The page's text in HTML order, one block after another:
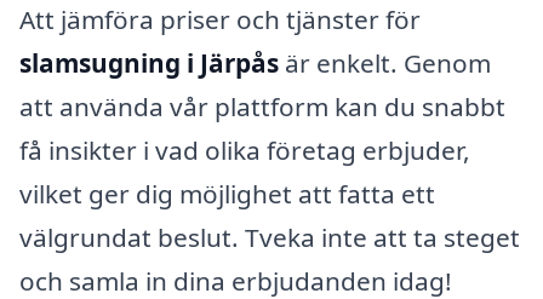
Att jämföra priser och tjänster för
slamsugning i Järpås är enkelt. Genom
att använda vår plattform kan du snabbt
få insikter i vad olika företag erbjuder,
vilket ger dig möjlighet att fatta ett
välgrundat beslut. Tveka inte att ta steget
och samla in dina erbjudanden idag!